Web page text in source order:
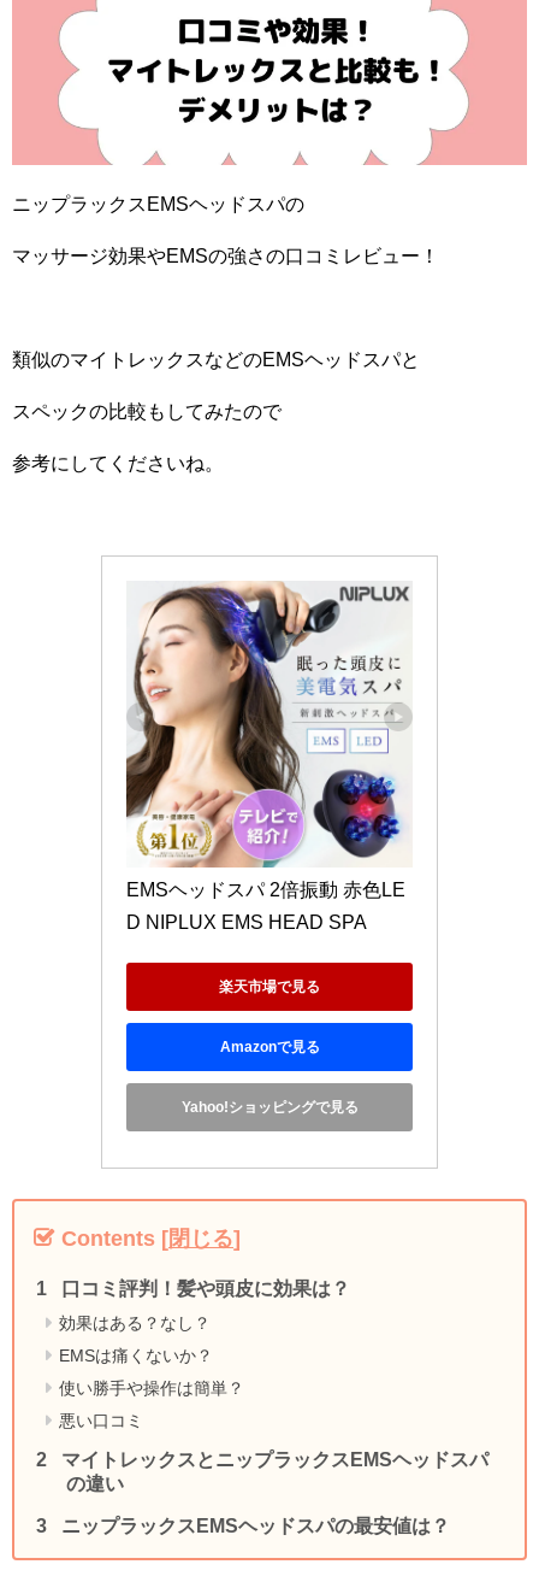
ニップラックスEMSヘッドスパの
マッサージ効果やEMSの強さの口コミレビュー！
類似のマイトレックスなどのEMSヘッドスパと
スペックの比較もしてみたので
参考にしてくださいね。
EMSヘッドスパ 2倍振動 赤色LE
D NIPLUX EMS HEAD SPA
楽天市場で見る
Amazonで見る
Yahoo!ショッピングで見る
Contents [閉じる]
口コミ評判！髪や頭皮に効果は？
効果はある？なし？
EMSは痛くないか？
使い勝手や操作は簡単？
悪い口コミ
マイトレックスとニップラックスEMSヘッドスパ
の違い
ニップラックスEMSヘッドスパの最安値は？